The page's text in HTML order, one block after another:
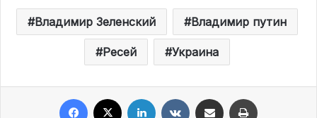
Владимир Зеленский Владимир путин
Ресей Украина